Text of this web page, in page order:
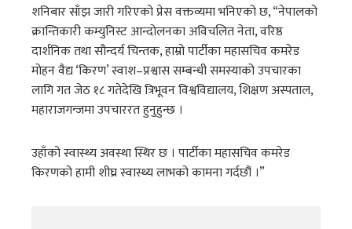
शनिबार साँझ जारी गरिएको प्रेस वक्तव्यमा भनिएको छ, “नेपालको
क्रान्तिकारी कम्युनिस्ट आन्दोलनका अविचलित नेता, वरिष्ठ
दार्शनिक तथा सौन्दर्य चिन्तक, हाम्रो पार्टीका महासचिव कमरेड
मोहन वैद्य ‘किरण’ स्वाश–प्रश्वास सम्बन्धी समस्याको उपचारका
लागि गत जेठ १८ गतेदेखि त्रिभूवन विश्वविद्यालय, शिक्षण अस्पताल,
महाराजगन्जमा उपचाररत हुनुहुन्छ ।
उहाँको स्वास्थ्य अवस्था स्थिर छ । पार्टीका महासचिव कमरेड
किरणको हामी शीघ्र स्वास्थ्य लाभको कामना गर्दछौं ।”